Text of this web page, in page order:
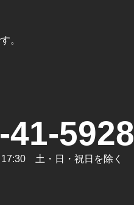
。
41-5928
土・日・祝日を除く